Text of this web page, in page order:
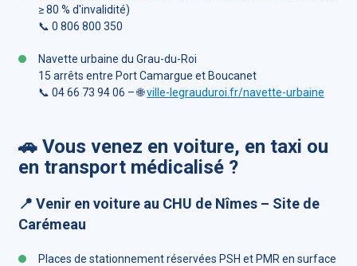
≥ 80 % d'invalidité)
📞 0 806 800 350
Navette urbaine du Grau-du-Roi
15 arrêts entre Port Camargue et Boucanet
📞 04 66 73 94 06 – 🌐ville-legrauduroi.fr/navette-urbaine
🚗 Vous venez en voiture, en taxi ou
en transport médicalisé ?
📍 Venir en voiture au CHU de Nîmes – Site de
Carémeau
Places de stationnement réservées PSH et PMR en surface